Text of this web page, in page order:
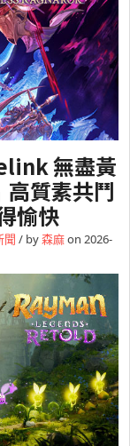
無盡黃
高質素共鬥
愉快
聞 / by森麻on 2026-